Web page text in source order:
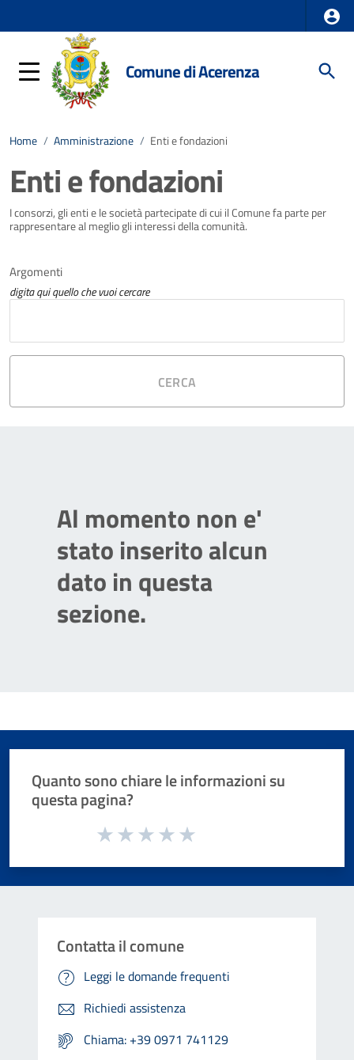
Comune di Acerenza
Home / Amministrazione / Enti e fondazioni
Enti e fondazioni
I consorzi, gli enti e le società partecipate di cui il Comune fa parte per
rappresentare al meglio gli interessi della comunità.
Argomenti
digita qui quello che vuoi cercare
CERCA
Al momento non e'
stato inserito alcun
dato in questa
sezione.
Quanto sono chiare le informazioni su
questa pagina?
Valuta da 1 a 5 stelle la pagina
Contatta il comune
Leggi le domande frequenti
Richiedi assistenza
Chiama: +39 0971 741129